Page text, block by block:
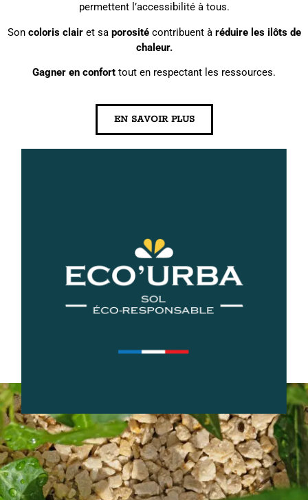
permettent l’accessibilité à tous.
Son coloris clair et saporosité contribuent à réduire les ilôts de
chaleur.
Gagner en confort tout en respectant les ressources.
EN SAVOIR PLUS